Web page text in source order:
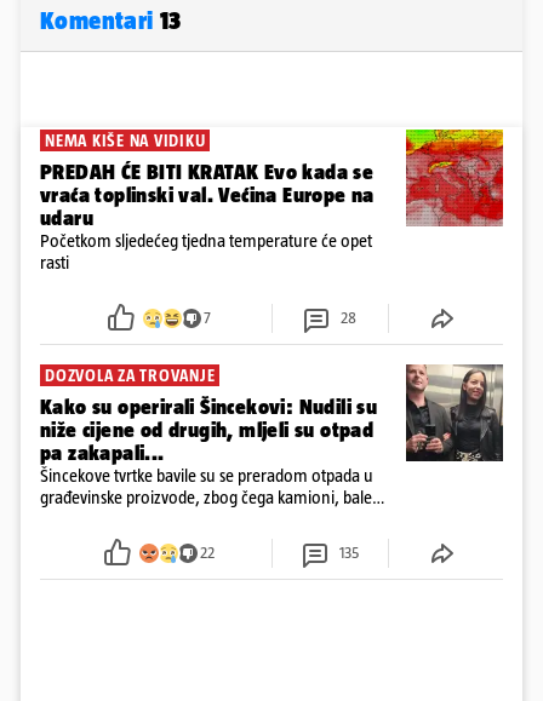
Komentari 13
NEMA KIŠE NA VIDIKU
PREDAH ĆE BITI KRATAK Evo kada se
vraća toplinski val. Većina Europe na
udaru
Početkom sljedećeg tjedna temperature će opet
rasti
7 28
DOZVOLA ZA TROVANJE
Kako su operirali Šincekovi: Nudili su
niže cijene od drugih, mljeli su otpad
pa zakapali...
Šincekove tvrtke bavile su se preradom otpada u
građevinske proizvode, zbog čega kamioni, bale
22 135